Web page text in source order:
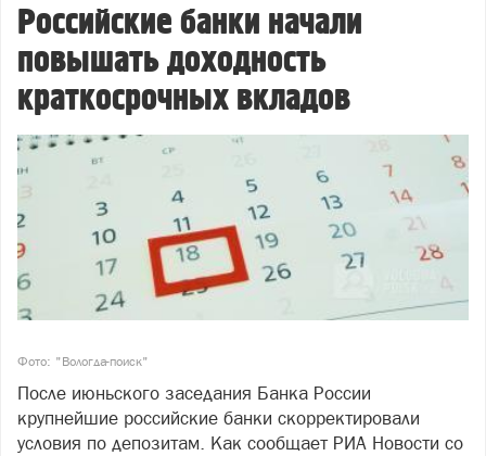
Российские банки начали
повышать доходность
краткосрочных вкладов
Фото: "Вологда-поиск"
После июньского заседания Банка России
крупнейшие российские банки скорректировали
условия по депозитам. Как сообщает РИА Новости со